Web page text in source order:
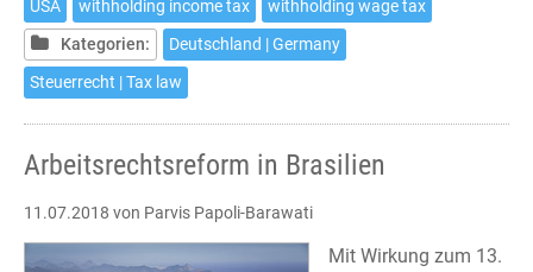
in
Germany
USA withholding income tax
withholding wage tax
Kategorien:
Deutschland | Germany
Steuerrecht | Tax law
Arbeitsrechtsreform in Brasilien
11.07.2018 von Parvis Papoli-Barawati
Mit Wirkung zum 13.